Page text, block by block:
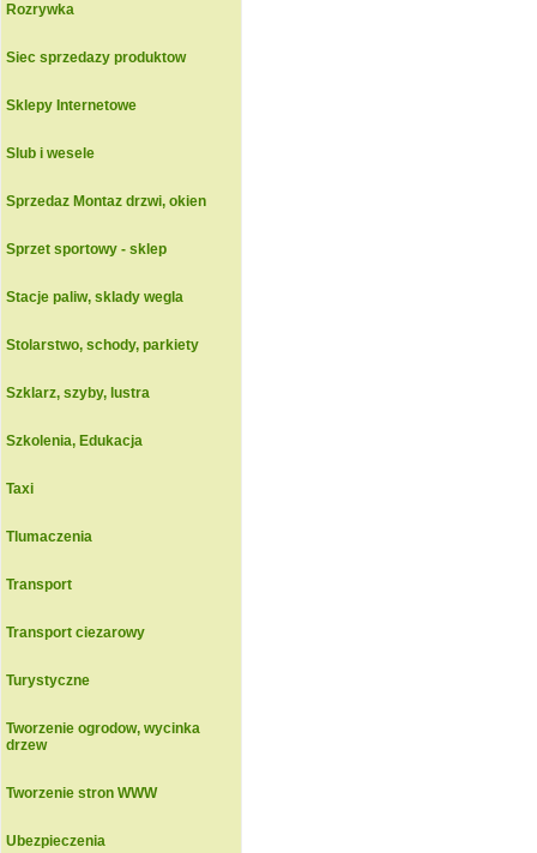
Rozrywka
Siec sprzedazy produktow
Sklepy Internetowe
Slub i wesele
Sprzedaz Montaz drzwi, okien
Sprzet sportowy - sklep
Stacje paliw, sklady wegla
Stolarstwo, schody, parkiety
Szklarz, szyby, lustra
Szkolenia, Edukacja
Taxi
Tlumaczenia
Transport
Transport ciezarowy
Turystyczne
Tworzenie ogrodow, wycinka
drzew
Tworzenie stron WWW
Ubezpieczenia